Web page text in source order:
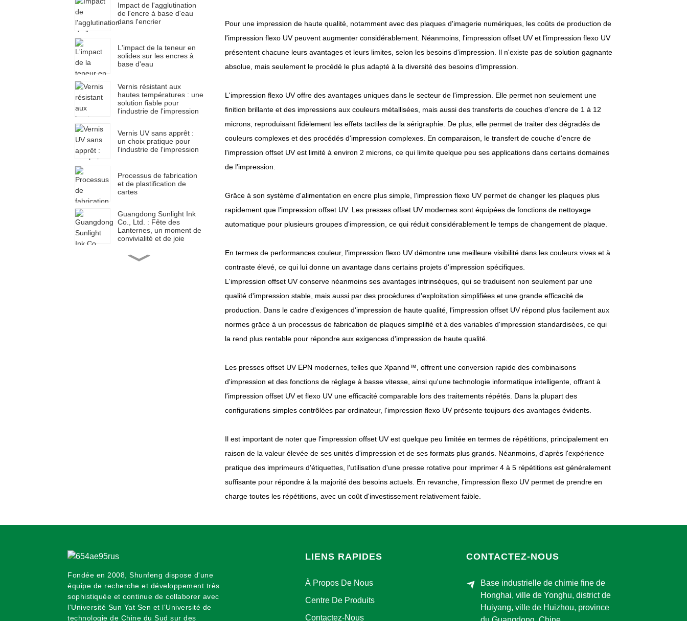
Impact de l'agglutination
de l'encre à base d'eau
dans l'encrier
L'impact de la teneur en
solides sur les encres à
base d'eau
Vernis résistant aux
hautes températures : une
solution fiable pour
l'industrie de l'impression
Vernis UV sans apprêt :
un choix pratique pour
l'industrie de l'impression
Processus de fabrication
et de plastification de
cartes
Guangdong Sunlight Ink
Co., Ltd. : Fête des
Lanternes, un moment de
convivialité et de joie
Guangdong Sunlight Ink
Pour une impression de haute qualité, notamment avec des plaques d'imagerie numériques, les coûts de production de
l'impression flexo UV peuvent augmenter considérablement. Néanmoins, l'impression offset UV et l'impression flexo UV
présentent chacune leurs avantages et leurs limites, selon les besoins d'impression. Il n'existe pas de solution gagnante
absolue, mais seulement le procédé le plus adapté à la diversité des besoins d'impression.
L'impression flexo UV offre des avantages uniques dans le secteur de l'impression. Elle permet non seulement une
finition brillante et des impressions aux couleurs métallisées, mais aussi des transferts de couches d'encre de 1 à 12
microns, reproduisant fidèlement les effets tactiles de la sérigraphie. De plus, elle permet de traiter des dégradés de
couleurs complexes et des procédés d'impression complexes. En comparaison, le transfert de couche d'encre de
l'impression offset UV est limité à environ 2 microns, ce qui limite quelque peu ses applications dans certains domaines
de l'impression.
Grâce à son système d'alimentation en encre plus simple, l'impression flexo UV permet de changer les plaques plus
rapidement que l'impression offset UV. Les presses offset UV modernes sont équipées de fonctions de nettoyage
automatique pour plusieurs groupes d'impression, ce qui réduit considérablement le temps de changement de plaque.
En termes de performances couleur, l'impression flexo UV démontre une meilleure visibilité dans les couleurs vives et à
contraste élevé, ce qui lui donne un avantage dans certains projets d'impression spécifiques.
L'impression offset UV conserve néanmoins ses avantages intrinsèques, qui se traduisent non seulement par une
qualité d'impression stable, mais aussi par des procédures d'exploitation simplifiées et une grande efficacité de
production. Dans le cadre d'exigences d'impression de haute qualité, l'impression offset UV répond plus facilement aux
normes grâce à un processus de fabrication de plaques simplifié et à des variables d'impression standardisées, ce qui
la rend plus rentable pour répondre aux exigences d'impression de haute qualité.
Les presses offset UV EPN modernes, telles que Xpannd™, offrent une conversion rapide des combinaisons
d'impression et des fonctions de réglage à basse vitesse, ainsi qu'une technologie informatique intelligente, offrant à
l'impression offset UV et flexo UV une efficacité comparable lors des traitements répétés. Dans la plupart des
configurations simples contrôlées par ordinateur, l'impression flexo UV présente toujours des avantages évidents.
Il est important de noter que l'impression offset UV est quelque peu limitée en termes de répétitions, principalement en
raison de la valeur élevée de ses unités d'impression et de ses formats plus grands. Néanmoins, d'après l'expérience
pratique des imprimeurs d'étiquettes, l'utilisation d'une presse rotative pour imprimer 4 à 5 répétitions est généralement
suffisante pour répondre à la majorité des besoins actuels. En revanche, l'impression flexo UV permet de prendre en
charge toutes les répétitions, avec un coût d'investissement relativement faible.
Fondée en 2008, Shunfeng dispose d'une
équipe de recherche et développement très
sophistiquée et continue de collaborer avec
l'Université Sun Yat Sen et l'Université de
technologie de Chine du Sud sur des
LIENS RAPIDES
À Propos De Nous
Centre De Produits
Contactez-Nous
CONTACTEZ-NOUS
Base industrielle de chimie fine de
Honghai, ville de Yonghu, district de
Huiyang, ville de Huizhou, province